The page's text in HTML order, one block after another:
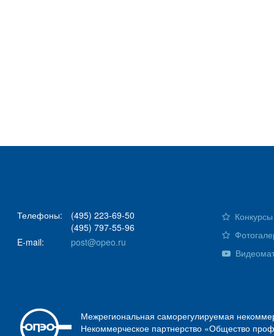
Телефоны:
(495) 223-69-50
(495) 797-55-96
E-mail:
post@opeo.ru
Межрегиональная саморегулируемая
Некоммерческое партнерство «Общество